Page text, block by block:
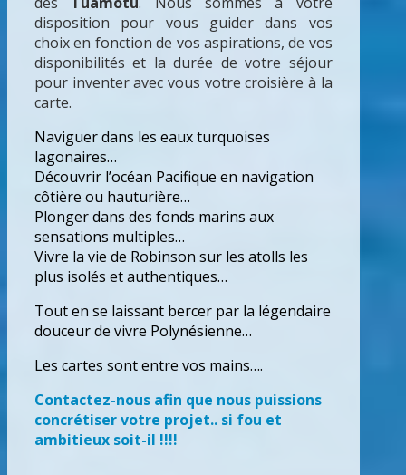
disposition pour vous guider dans vos
choix en fonction de vos aspirations, de vos
disponibilités et la durée de votre séjour
pour inventer avec vous votre croisière à la
carte.
Naviguer dans les eaux turquoises
lagonaires…
Découvrir l’océan Pacifique en navigation
côtière ou hauturière…
Plonger dans des fonds marins aux
sensations multiples…
Vivre la vie de Robinson sur les atolls les
plus isolés et authentiques…
Tout en se laissant bercer par la légendaire
douceur de vivre Polynésienne…
Les cartes sont entre vos mains….
Contactez-nous afin que nous puissions
concrétiser votre projet.. si fou et
ambitieux soit-il !!!!